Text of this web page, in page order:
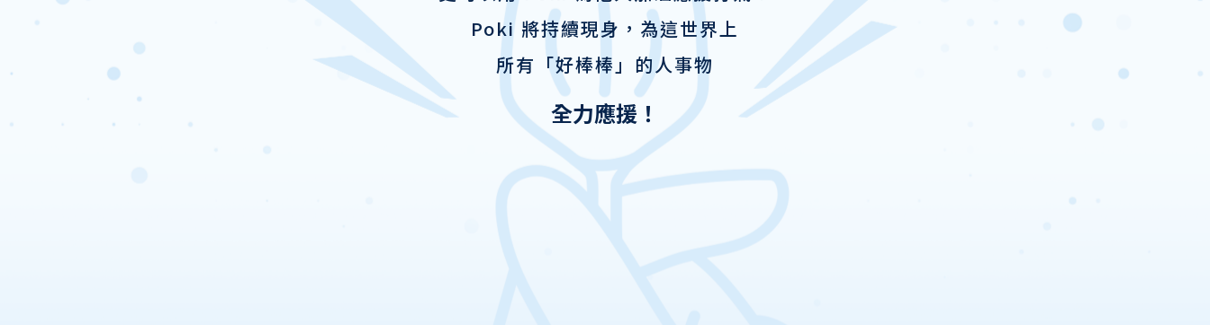
Poki 將持續現身，為這世界上
所有「好棒棒」的人事物
全力應援！